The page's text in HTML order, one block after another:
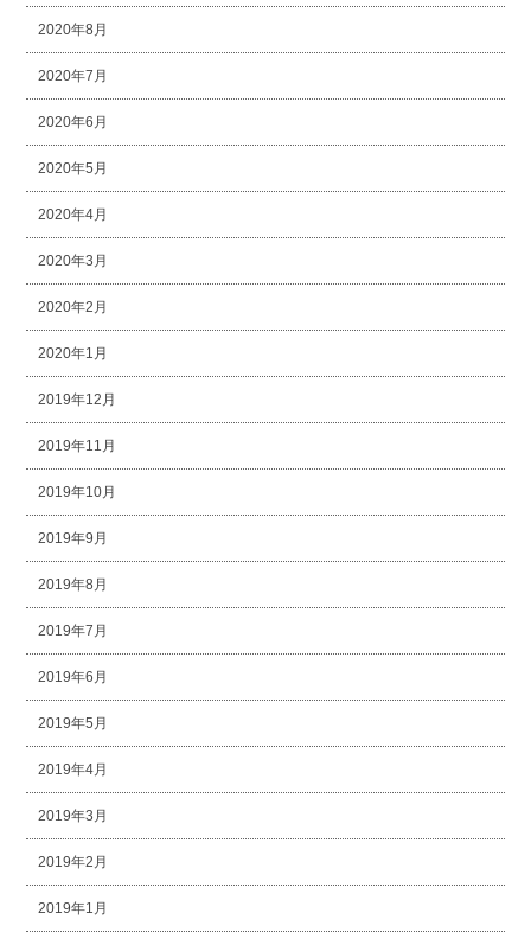
2020年8月
2020年7月
2020年6月
2020年5月
2020年4月
2020年3月
2020年2月
2020年1月
2019年12月
2019年11月
2019年10月
2019年9月
2019年8月
2019年7月
2019年6月
2019年5月
2019年4月
2019年3月
2019年2月
2019年1月